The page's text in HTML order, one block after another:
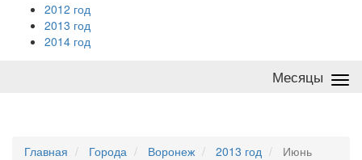
2012 год
2013 год
2014 год
Месяцы
Главная Города Воронеж 2013 год Июнь